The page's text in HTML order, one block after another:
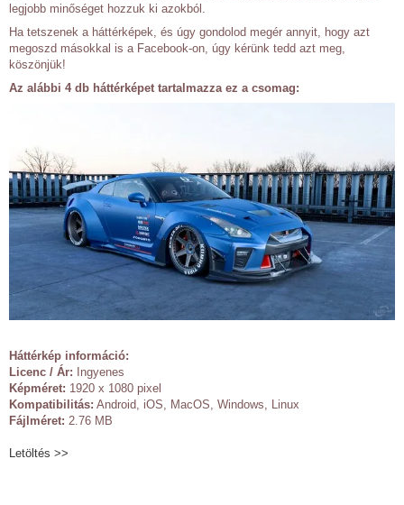
legjobb minőséget hozzuk ki azokból.
Ha tetszenek a háttérképek, és úgy gondolod megér annyit, hogy azt
megoszd másokkal is a Facebook-on, úgy kérünk tedd azt meg,
köszönjük!
Az alábbi 4 db háttérképet tartalmazza ez a csomag:
Háttérkép információ:
Licenc / Ár: Ingyenes
Képméret: 1920 x 1080 pixel
Kompatibilitás: Android, iOS, MacOS, Windows, Linux
Fájlméret: 2.76 MB
Letöltés >>